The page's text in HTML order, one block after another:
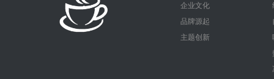
企业文化
品牌源起
主题创新